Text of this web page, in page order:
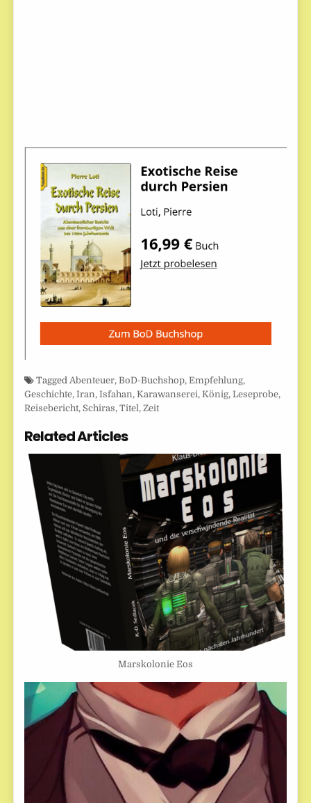
TaggedAbenteuer,BoD-Buchshop,Empfehlung,
Geschichte,Iran,Isfahan,Karawanserei,König,Leseprobe,
Reisebericht, Schiras,Titel,Zeit
Related Articles
Marskolonie Eos